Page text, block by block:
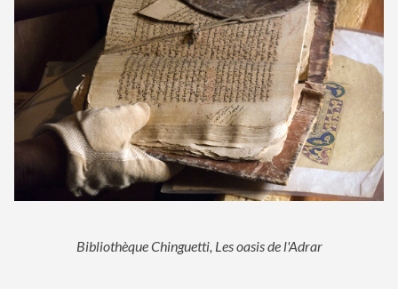
Bibliothèque Chinguetti, Les oasis de l'Adrar